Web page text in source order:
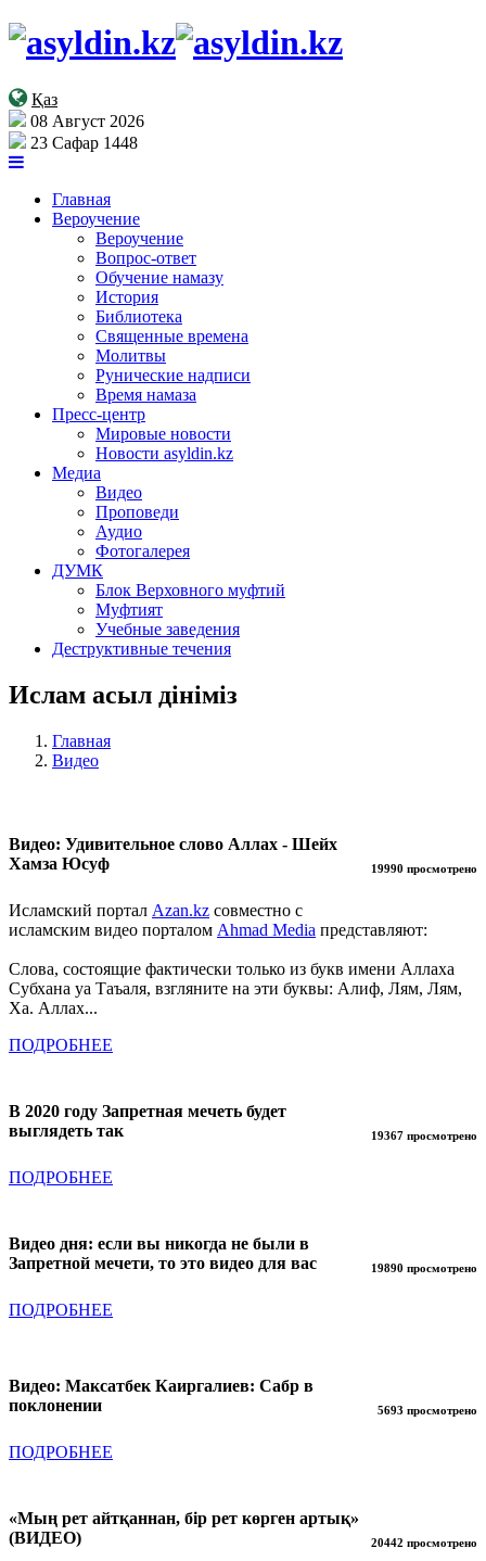
Қаз
08 Август 2026
23 Сафар 1448
Главная
Вероучение
Вероучение
Вопрос-ответ
Обучение намазу
История
Библиотека
Священные времена
Молитвы
Рунические надписи
Время намаза
Пресс-центр
Мировые новости
Новости asyldin.kz
Медиа
Видео
Проповеди
Аудио
Фотогалерея
ДУМК
Блок Верховного муфтий
Муфтият
Учебные заведения
Деструктивные течения
Ислам асыл дініміз
Главная
Видео
19990 просмотрено
Видео: Удивительное слово Аллах - Шейх
Хамза Юсуф
Исламский портал Azan.kz совместно с
исламским видео порталом Ahmad Media представляют:
Слова, состоящие фактически только из букв имени Аллаха
Субхана уа Таъаля, взгляните на эти буквы: Алиф, Лям, Лям,
Ха. Аллах...
ПОДРОБНЕЕ
19367 просмотрено
В 2020 году Запретная мечеть будет
выглядеть так
ПОДРОБНЕЕ
19890 просмотрено
Видео дня: если вы никогда не были в
Запретной мечети, то это видео для вас
ПОДРОБНЕЕ
5693 просмотрено
Видео: Максатбек Каиргалиев: Сабр в
поклонении
ПОДРОБНЕЕ
20442 просмотрено
«Мың рет айтқаннан, бір рет көрген артық»
(ВИДЕО)